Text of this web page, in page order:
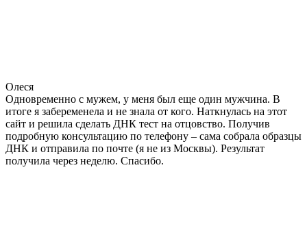
Олеся
Одновременно с мужем, у меня был еще один мужчина. В
итоге я забеременела и не знала от кого. Наткнулась на этот
сайт и решила сделать ДНК тест на отцовство. Получив
подробную консультацию по телефону – сама собрала образцы
ДНК и отправила по почте (я не из Москвы). Результат
получила через неделю. Спасибо.